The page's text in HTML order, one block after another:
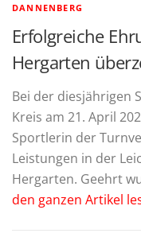
DANNENBERG
Erfolgreiche
Hergarten
Bei der diesjährigen
Kreis am 21. April
Sportlerin der
Leistungen in der
Hergarten. Geehrt
den ganzen Artikel